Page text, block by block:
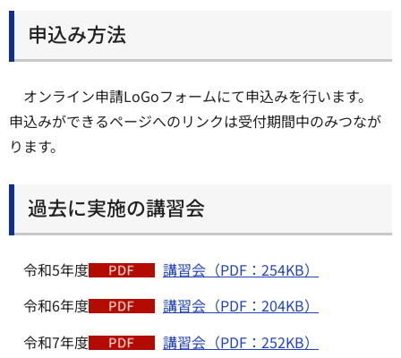
申込み方法
オンライン申請LoGoフォームにて申込みを行います。
申込みができるページへのリンクは受付期間中のみつなが
ります。
過去に実施の講習会
令和5年度
講習会（PDF：254KB）
令和6年度
講習会（PDF：204KB）
令和7年度
講習会（PDF：252KB）